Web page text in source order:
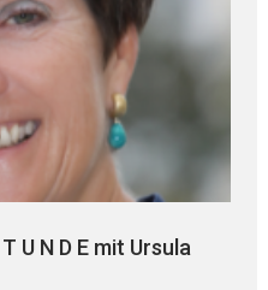
T U N D E mit Ursula